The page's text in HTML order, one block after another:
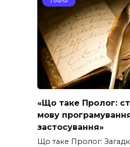
«Що таке Пролог:
мову
застосування»
Що таке Пролог: